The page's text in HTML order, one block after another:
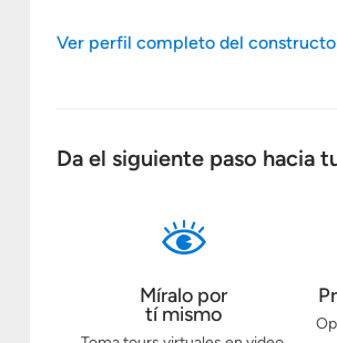
Ver perfil completo del
Da el siguiente paso hacia
Míralo por
tí mismo